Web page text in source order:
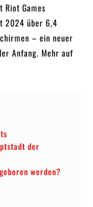
Riot Games
2024 über 6,4
– ein neuer
Anfang. Mehr auf
der
werden?